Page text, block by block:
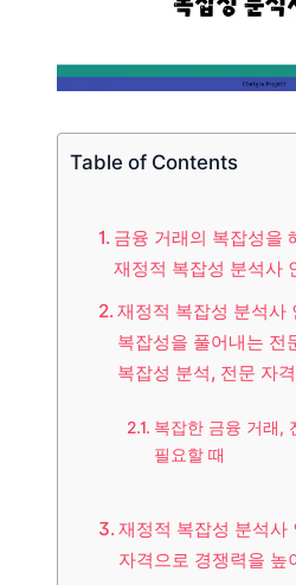
Table of Contents
금융 거래의 복잡성을
재정적 복잡성 분석사
재정적 복잡성 분석사
복잡성을 풀어내는 전
복잡성 분석, 전문 자
복잡한 금융 거래,
필요할 때
재정적 복잡성 분석사
자격으로 경쟁력을 높